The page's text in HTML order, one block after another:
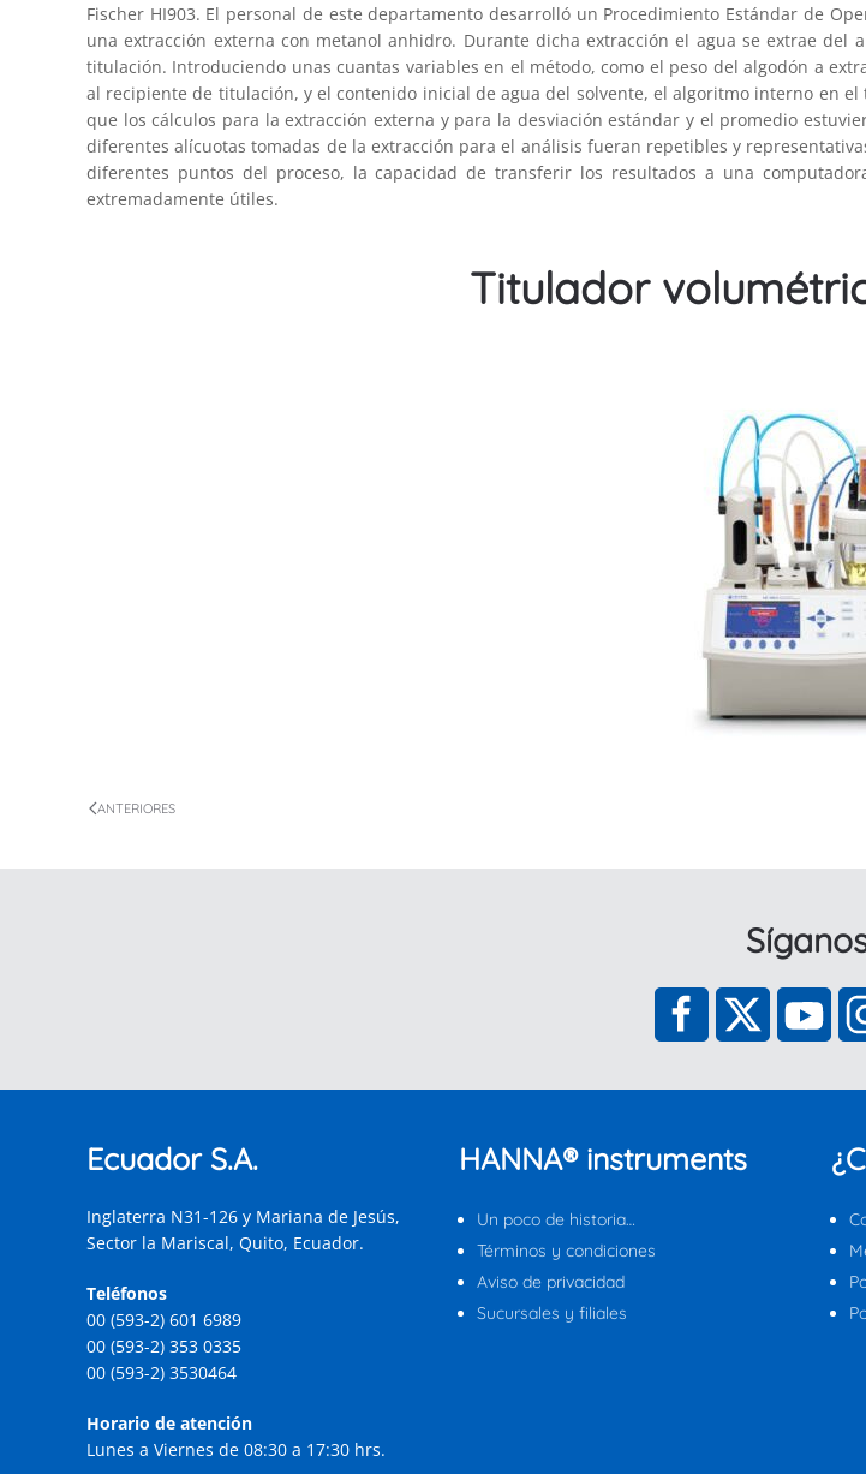
Fischer HI903. El personal de este departamento desarrolló un Procedimiento Estándar de
una extracción externa con metanol anhidro. Durante dicha extracción el agua se extrae
titulación. Introduciendo unas cuantas variables en el método, como el peso del algodón a
al recipiente de titulación, y el contenido inicial de agua del solvente, el algoritmo interno en
que los cálculos para la extracción externa y para la desviación estándar y el promedio
diferentes alícuotas tomadas de la extracción para el análisis fueran repetibles y
diferentes puntos del proceso, la capacidad de transferir los resultados a una
extremadamente útiles.
Titulador
ANTERIORES
Ecuador S.A.
Inglaterra N31-126 y Mariana de Jesús,
Sector la Mariscal, Quito, Ecuador.
Teléfonos
00 (593-2) 601 6989
00 (593-2) 353 0335
00 (593-2) 3530464
Horario de atención
Lunes a Viernes de 08:30 a 17:30 hrs.
HANNA® instruments
Un poco de historia…
Términos y condiciones
Aviso de privacidad
Sucursales y filiales